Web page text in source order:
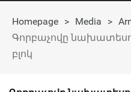
Homepage > Media >
Գորբաչովը
բլոկ